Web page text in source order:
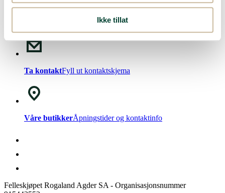
Ikke tillat
Mandag - Fredag kl. 08-15
Ta kontaktFyll ut kontaktskjema
Våre butikkerÅpningstider og kontaktinfo
Felleskjøpet Rogaland Agder SA - Organisasjonsnummer